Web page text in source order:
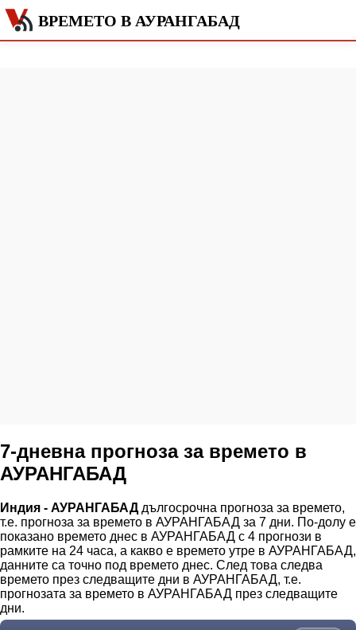
ВРЕМЕТО В АУРАНГАБАД
7-дневна прогноза за времето в
АУРАНГАБАД
Индия - АУРАНГАБАДдългосрочна прогноза за времето,
т.е. прогноза за времето в АУРАНГАБАД за 7 дни. По-долу е
показано времето днес в АУРАНГАБАД с 4 прогнози в
рамките на 24 часа, а какво е времето утре в АУРАНГАБАД,
данните са точно под времето днес. След това следва
времето през следващите дни в АУРАНГАБАД, т.е.
прогнозата за времето в АУРАНГАБАД през следващите
дни.